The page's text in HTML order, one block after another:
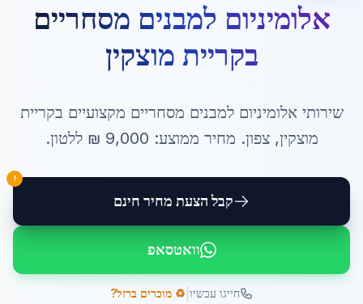
אלומיניום למבנים מסחריים
בקריית מוצקין
שירותיאלומיניום למבנים מסחריים מקצועיים בקריית
מוצקין,צפון. מחיר ממוצע: 9,000 ₪ ללטון.
קבל הצעת מחיר חינם
!
וואטסאפ
חייגו עכשיו ♻️ מוכרים ברזל?